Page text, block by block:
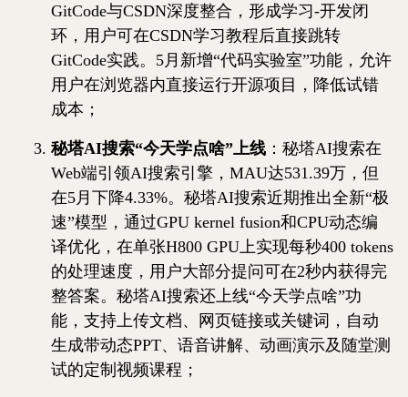
GitCode与CSDN深度整合，形成学习-开发闭
环，用户可在CSDN学习教程后直接跳转
GitCode实践。5月新增“代码实验室”功能，允许
用户在浏览器内直接运行开源项目，降低试错
成本；
秘塔AI搜索“今天学点啥”上线 ：秘塔AI搜索在
Web端引领AI搜索引擎，MAU达531.39万，但
在5月下降4.33%。秘塔AI搜索近期推出全新“极
速”模型，通过GPU kernel fusion和CPU动态编
译优化，在单张H800 GPU上实现每秒400 tokens
的处理速度，用户大部分提问可在2秒内获得完
整答案。秘塔AI搜索还上线“今天学点啥”功
能，支持上传文档、网页链接或关键词，自动
生成带动态PPT、语音讲解、动画演示及随堂测
试的定制视频课程；